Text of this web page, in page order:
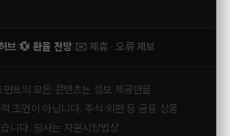
브 💱 환율 전망 ✉️ 제휴 · 오류 제보
먼트의 모든 콘텐츠는 정보 제공만을
조언이 아닙니다. 주식·외환 등 금융 상품
니다. 당사는 자본시장법상